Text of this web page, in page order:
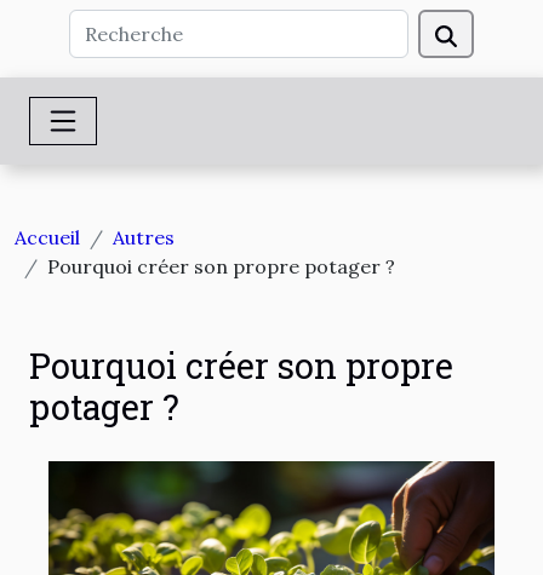
Accueil
Autres
Pourquoi créer son propre potager ?
Pourquoi créer son propre
potager ?